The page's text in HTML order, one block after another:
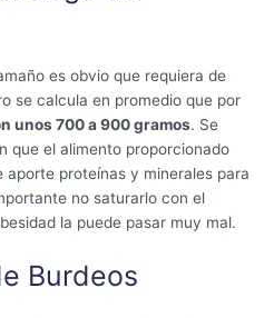
es obvio que requiera de
se calcula en promedio que por
unos 700 a 900 gramos. Se
que el alimento proporcionado
aporte proteínas y minerales para
no saturarlo con el
la puede pasar muy mal.
Burdeos